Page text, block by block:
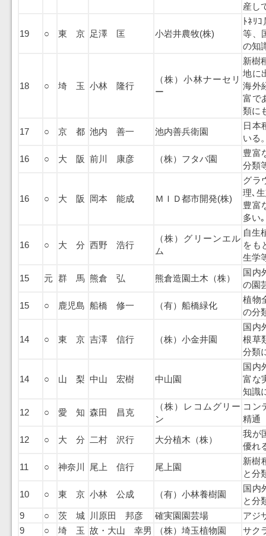
産し
19 ○ 東 京 足澤 匡 小岩井農牧(株)
ﾄﾈﾘ
等、
の知
18 ○ 埼 玉 小林 隆行
（株）小林ナーセリ
ー
新樹
地に
海外
富で
類に
17 ○ 京 都 池内 善一 池内善兵衛園
日本
いる
16 ○ 大 阪 前川 康彦 （株）フタバ園
豊富
分類
16 ○ 大 阪 岡本 能成 ＭＩＤ都市開発(株)
グラ
理､
豊富
多い｡
16 ○ 大 分 西野 浩行
（株）グリーンエル
ム
自生
をも
生学
15 元 群 馬 熊倉 弘 熊倉造園土木（株）
国内
の園
15 ○ 鹿児島 船橋 修一 （有）船橋緑化
植物
の分
14 ○ 東 京 吉澤 信行 （株）小金井園
国内
根草
分類
14 ○ 山 梨 中山 宏樹 中山園
国内
富な
知識
12 ○ 愛 知 森田 昌克
（株）レコムグリー
ン
コン
精通
12 ○ 大 分 二村 沢行 大分植木（株）
我が
優れ
11 ○ 神奈川 尾上 信行 尾上園
新樹
と分
10 ○ 東 京 小林 公成 （有）小林養樹園
国内
と分
9
○ 茨 城 川原田 邦彦 確実園園芸場
アジ
9
○ 埼 玉 故・大山 幸男 （株）埼玉植物園 サク